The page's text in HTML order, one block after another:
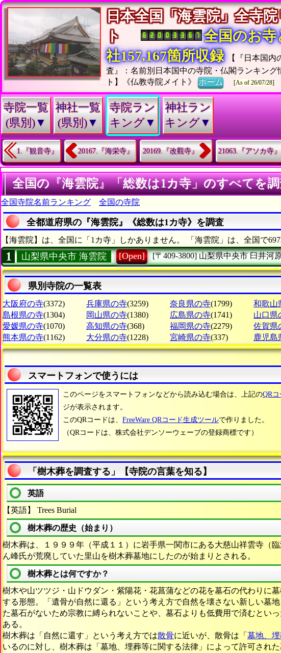
日本全国「海雲院」全寺
ト
全国のお寺
社157,167箇所収録
【『日本国内
査』：名前別日本国中の寺院・仏閣ランキング
ト】《仏教寺院メイト》ホーム [As of 26/07/28]
寺院一覧
(県別)▼
神社一覧
(県別)▼
寺院ラン
キング▼
神社ラン
キング▼
1.『観音寺』 20167.『海栄寺』 20169.『改觀寺』 21063.『アソカ寺』
全国の『海雲院』「総数は1カ寺」のすべてを
全国寺院名前ランキング 全国の寺院
全都道府県の『海雲院』《総数は1カ寺》を調査
【海雲院】は、全国に「1カ寺」しかありません。 「海雲院」は、全国で
1 山梨県中央市 海雲院 [Open] [〒409-3800] 山梨県中央市臼井河
県別寺院の一覧表
大阪府の寺(3372) 兵庫県の寺(3259) 奈良県の寺(1799) 和歌山
島根県の寺(1304) 岡山県の寺(1380) 広島県の寺(1741) 山口県
愛媛県の寺(1070) 高知県の寺(368) 福岡県の寺(2279) 佐賀県
熊本県の寺(1162) 大分県の寺(1228) 宮崎県の寺(337) 鹿児島
スマートフォンで使うには
このページをスマートフォンなどから読み込む場合は、上記のQRコ
ジが表示されます。
このQRコードは、 FreeWare QRコード生成ツールで作りました。
（QRコードは、株式会社デンソーウェーブの登録商標です）
「樹木葬を調査する」【寺院の言葉を知る】
英語
【英語】 Trees Burial
樹木葬の歴史（始まり）
樹木葬は、１９９９年（平成１１）に岩手県一関市にある大慈山祥雲寺（
ん峰氏が荒廃していた里山を樹木葬墓地にしたのが始まりとされる。
樹木葬とは何ですか？
樹木や山ツツジ・山ドウダン・紫陽花・花菖蒲などの花を墓石の代わりに
する形態。「遺骨が自然に還る」という考え方で自然を壊さない新しい墓
た墓石がないため宗教に縛られないことや、墓石よりも低費用で済むといっ
ある。
樹木葬は「自然に還す」という考え方では散骨に近いが、散骨は「 墓地、
いるのに対し、樹木葬は「墓地、埋葬等に関する法律」によって許可され